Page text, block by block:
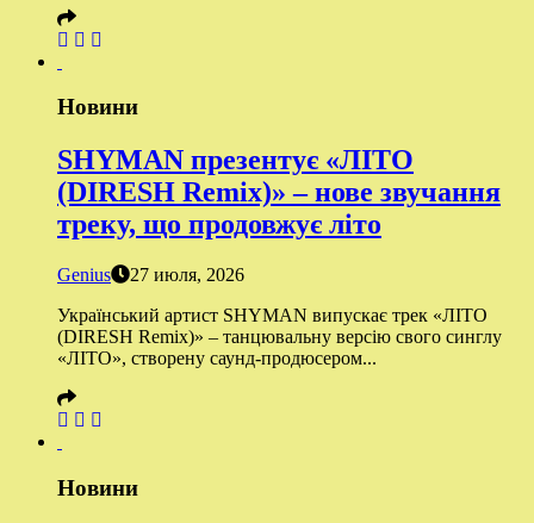
Новини
SHYMAN презентує «ЛІТО
(DIRESH Remix)» – нове звучання
треку, що продовжує літо
Genius
27 июля, 2026
Український артист SHYMAN випускає трек «ЛІТО
(DIRESH Remix)» – танцювальну версію свого синглу
«ЛІТО», створену саунд-продюсером...
Новини